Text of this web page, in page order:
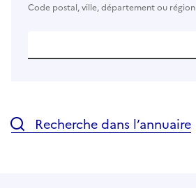
Code postal, ville, département ou région
Recherche dans l’annuaire